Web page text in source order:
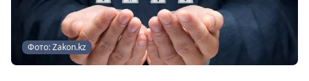
Фото: Zakon.kz